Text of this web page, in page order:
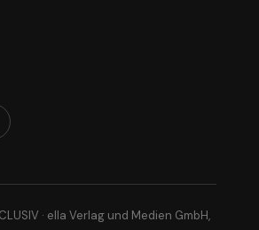
· ella Verlag und Medien GmbH,